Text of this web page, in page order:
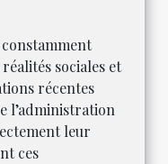
sociales et
récentes
l’administration
leur
ces